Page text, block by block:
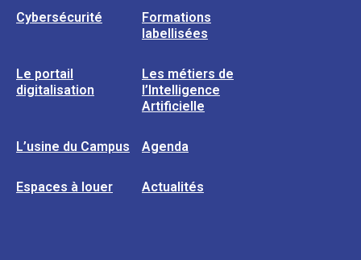
Cybersécurité
Formations
labellisées
Le portail
digitalisation
Les métiers de
l’Intelligence
Artificielle
L’usine du Campus Agenda
Espaces à louer Actualités